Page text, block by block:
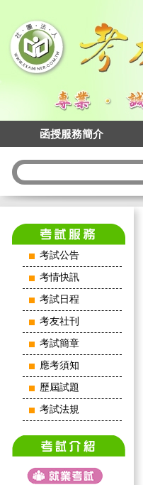
函授服務簡介
考試公告
考情快訊
考試日程
考友社刊
考試簡章
應考須知
歷屆試題
考試法規